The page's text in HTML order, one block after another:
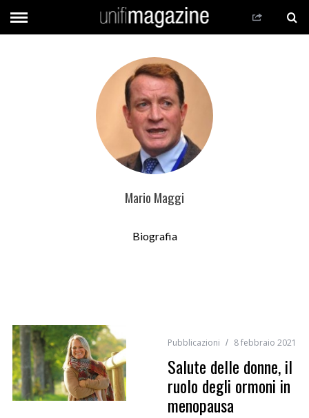
Mario Maggi
Biografia
Pubblicazioni 8 febbraio 2021
Salute delle donne, il
ruolo degli ormoni in
menopausa